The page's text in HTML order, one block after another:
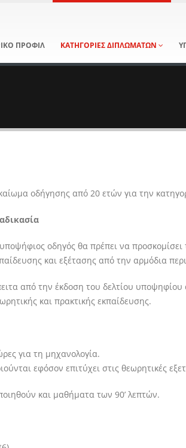
ΠΡΟΦΙΛ ΚΑΤΗΓΟΡΙΕΣ ΔΙΠΛΩΜΑΤΩΝ
οδήγησης από 20 ετών για την
οδηγός θα πρέπει να προσκομίσει
και εξέτασης από την αρμόδια
από την έκδοση του δελτίου
και πρακτικής εκπαίδευσης.
για τη μηχανολογία.
εφόσον επιτύχει στις θεωρητικές
και μαθήματα των 90’ λεπτών.